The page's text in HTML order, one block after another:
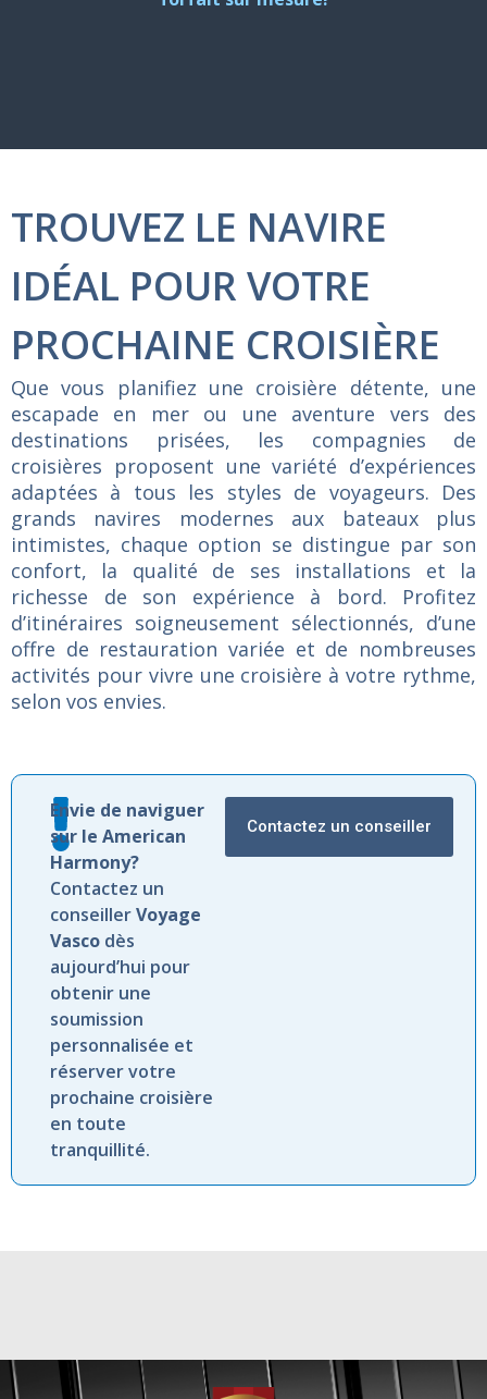
TROUVEZ LE NAVIRE
IDÉAL POUR VOTRE
PROCHAINE CROISIÈRE
Que vous planifiez une croisière détente, une
escapade en mer ou une aventure vers des
destinations prisées, les compagnies de
croisières proposent une variété d’expériences
adaptées à tous les styles de voyageurs. Des
grands navires modernes aux bateaux plus
intimistes, chaque option se distingue par son
confort, la qualité de ses installations et la
richesse de son expérience à bord. Profitez
d’itinéraires soigneusement sélectionnés, d’une
offre de restauration variée et de nombreuses
activités pour vivre une croisière à votre rythme,
selon vos envies.
Envie de naviguer
sur le American
Harmony?
Contactez un
conseillerVoyage
Vasco dès
aujourd’hui pour
obtenir une
soumission
personnalisée et
réserver votre
prochaine croisière
en toute
tranquillité.
Contactez un conseiller